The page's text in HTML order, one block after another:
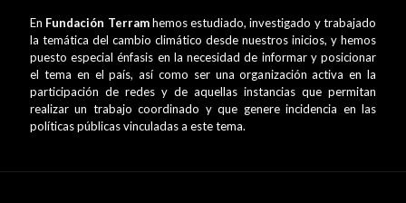
En Fundación Terramhemos estudiado, investigado y trabajado
la temática del cambio climático desde nuestros inicios, y hemos
puesto especial énfasis en la necesidad de informar y posicionar
el tema en el país, así como ser una organización activa en la
participación de redes y de aquellas instancias que permitan
realizar un trabajo coordinado y que genere incidencia en las
políticas públicas vinculadas a este tema.